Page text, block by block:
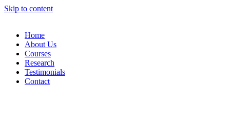
Skip to content
Home
About Us
Courses
Research
Testimonials
Contact